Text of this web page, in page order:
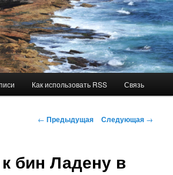
Как использовать RSS Связь
Навигация
← Предыдущая Следующая →
бин Ладену в